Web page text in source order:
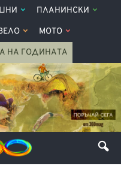
ПЛАНИНСКИ
МОТО
НА ГОДИНАТА